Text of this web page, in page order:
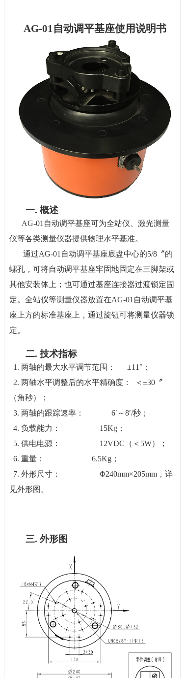
AG-01自动调平基座使用说明书
一. 概述
AG-01 自动调平基座可为全站仪 、激光测量
仪等各类测量仪器提供物理水平基准。
通过AG-01自动调平基座底盘中心的5/8〞的
螺孔，可将自动调平基座牢固地固定在三脚架或
其他安装体上；也可通过基座连接器过渡锁定固
定。全站仪等测量仪器放置在AG-01自动调平基
座上方的标准基座上，通过旋钮可将测量仪器锁
定。
二.技术指标
1. 两轴的最大水平调节范围： ±11°；
2. 两轴水平调整后的水平精确度： ＜±30〞
（角秒）；
3. 两轴的跟踪速率： 6′～8′/秒；
4. 负载能力： 15Kg；
5. 供电电源： 12VDC（＜5W）；
6. 重量： 6.5Kg；
7. 外形尺寸： Φ240mm×205mm，详
见外形图。
三. 外形图